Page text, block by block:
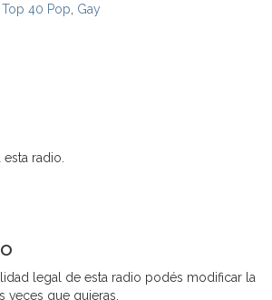
Top 40 Pop Gay
radio.
legal de esta radio podés modificar la
veces que quieras.